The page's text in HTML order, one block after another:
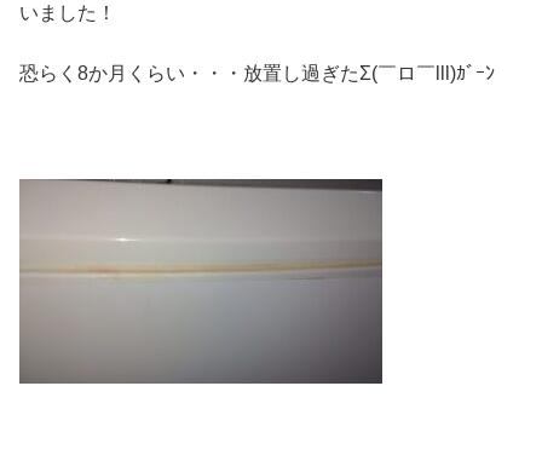
いました！
恐らく8か月くらい・・・放置し過ぎたΣ(￣ロ￣lll)ｶﾞｰﾝ